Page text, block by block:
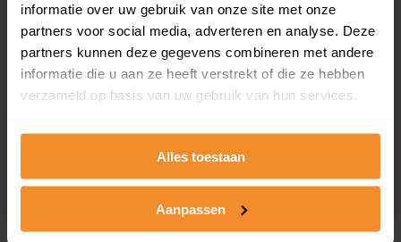
informatie over uw gebruik van onze site met onze
partners voor social media, adverteren en analyse. Deze
partners kunnen deze gegevens combineren met andere
informatie die u aan ze heeft verstrekt of die ze hebben
verzameld op basis van uw gebruik van hun services.
Alles toestaan
Aanpassen
T/m 1945
0%
1946 - 1980
93%